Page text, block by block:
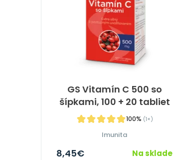
GS Vitamín C 500 so
šípkami, 100 + 20 tabliet
100% (1×)
Imunita
8,45€ Na sklade